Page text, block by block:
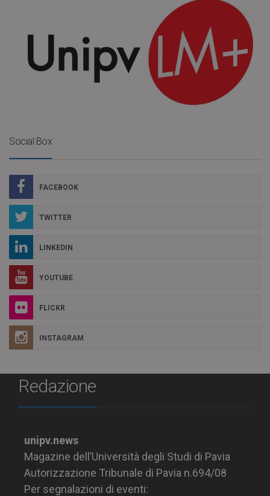
Social Box
FACEBOOK
TWITTER
LINKEDIN
YOUTUBE
FLICKR
INSTAGRAM
Redazione
unipv.news
Magazine dell’Università degli Studi di Pavia
Autorizzazione Tribunale di Pavia n.694/08
Per segnalazioni di eventi: